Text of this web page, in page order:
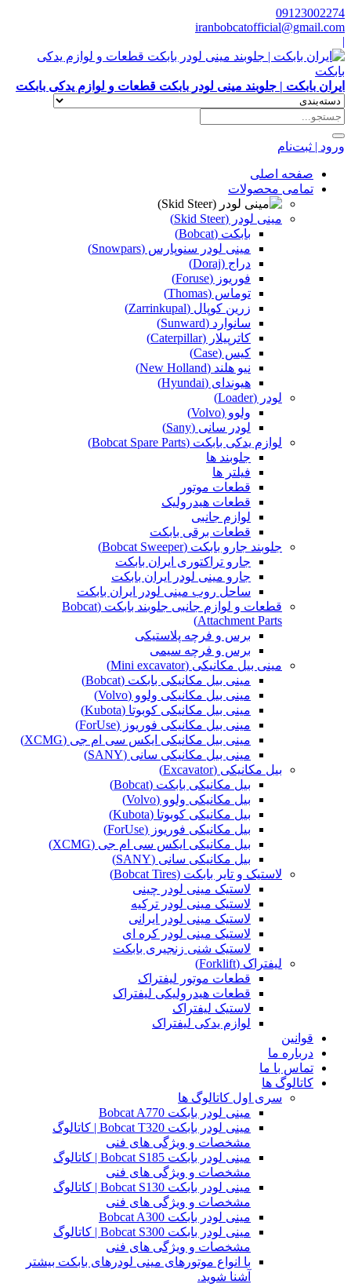
09123002274
iranbobcatofficial@gmail.com
|
ایران بابکت | جلوبند مینی لودر بابکت قطعات و لوازم یدکی بابکت
ورود | ثبت‌نام
صفحه اصلی
تمامی محصولات
مینی لودر (Skid Steer)
بابکت (Bobcat)
مینی لودر سنوپارس (Snowpars)
دراج (Doraj)
فوریوز (Foruse)
توماس (Thomas)
زرین کوپال (Zarrinkupal)
سانوارد (Sunward)
کاترپیلار (Caterpillar)
کیس (Case)
نیو هلند (New Holland)
هیوندای (Hyundai)
لودر (Loader)
ولوو (Volvo)
لودر سانی (Sany)
لوازم یدکی بابکت (Bobcat Spare Parts)
جلوبند ها
فیلتر ها
قطعات موتور
قطعات هیدرولیک
لوازم جانبی
قطعات برقی بابکت
جلوبند جارو بابکت (Bobcat Sweeper)
جارو تراکتوری ایران بابکت
جارو مینی لودر ایران بابکت
ساحل روب مینی لودر ایران بابکت
قطعات و لوازم جانبی جلوبند بابکت (Bobcat
Attachment Parts)
برس و فرچه پلاستیکی
برس و فرچه سیمی
مینی بیل مکانیکی (Mini excavator)
مینی بیل مکانیکی بابکت (Bobcat)
مینی بیل مکانیکی ولوو (Volvo)
مینی بیل مکانیکی کوبوتا (Kubota)
مینی بیل مکانیکی فوریوز (ForUse)
مینی بیل مکانیکی ایکس سی ام جی (XCMG)
مینی بیل مکانیکی سانی (SANY)
بیل مکانیکی (Excavator)
بیل مکانیکی بابکت (Bobcat)
بیل مکانیکی ولوو (Volvo)
بیل مکانیکی کوبوتا (Kubota)
بیل مکانیکی فوریوز (ForUse)
بیل مکانیکی ایکس سی ام جی (XCMG)
بیل مکانیکی سانی (SANY)
لاستیک و تایر بابکت (Bobcat Tires)
لاستیک مینی لودر چینی
لاستیک مینی لودر ترکیه
لاستیک مینی لودر ایرانی
لاستیک مینی لودر کره ای
لاستیک شنی زنجیری بابکت
لیفتراک (Forklift)
قطعات موتور لیفتراک
قطعات هیدرولیکی لیفتراک
لاستیک لیفتراک
لوازم یدکی لیفتراک
قوانین
درباره ما
تماس با ما
کاتالوگ ها
سری اول کاتالوگ ها
مینی لودر بابکت Bobcat A770
مینی لودر بابکت Bobcat T320 | کاتالوگ
مشخصات و ویژگی های فنی
مینی لودر بابکت Bobcat S185 | کاتالوگ
مشخصات و ویژگی های فنی
مینی لودر بابکت Bobcat S130 | کاتالوگ
مشخصات و ویژگی های فنی
مینی لودر بابکت Bobcat A300
مینی لودر بابکت Bobcat S300 | کاتالوگ
مشخصات و ویژگی های فنی
با انواع موتورهای مینی لودرهای بابکت بیشتر
آشنا شوید.